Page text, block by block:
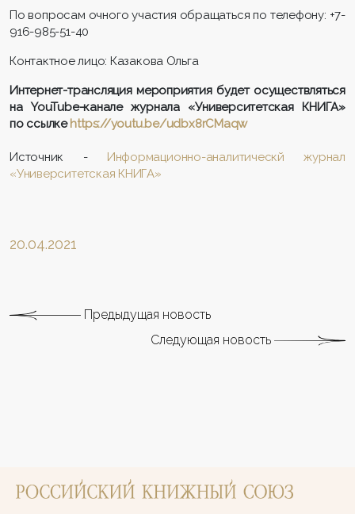
По вопросам очного участия обращаться по телефону: +7-
916-985-51-40
Контактное лицо: Казакова Ольга
Интернет-трансляция мероприятия будет осуществляться
наYouTube-канале журнала «Университетская КНИГА»
по ссылкеhttps://youtu.be/udbx8rCMaqw
Источник - Информационно-аналитическй журнал
«Университетская КНИГА»
20.04.2021
Предыдущая новость
Следующая новость